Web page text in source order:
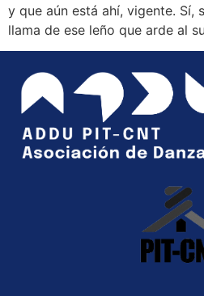
y que aún está ahí, vigente. Sí,
llama de ese leño que arde al